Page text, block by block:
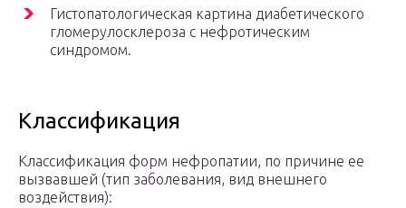
Гистопатологическая картина диабетического
гломерулосклероза с нефротическим
синдромом.
Классификация
Классификация форм нефропатии, по причине ее
вызвавшей (тип заболевания, вид внешнего
воздействия):